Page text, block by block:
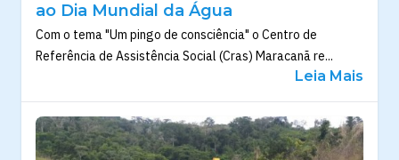
ao Dia Mundial da Água
Com o tema "Um pingo de consciência" o Centro de
Referência de Assistência Social (Cras) Maracanã re...
Leia Mais